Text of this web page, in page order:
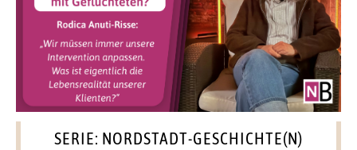
SERIE: NORDSTADT-GESCHICHTE(N)